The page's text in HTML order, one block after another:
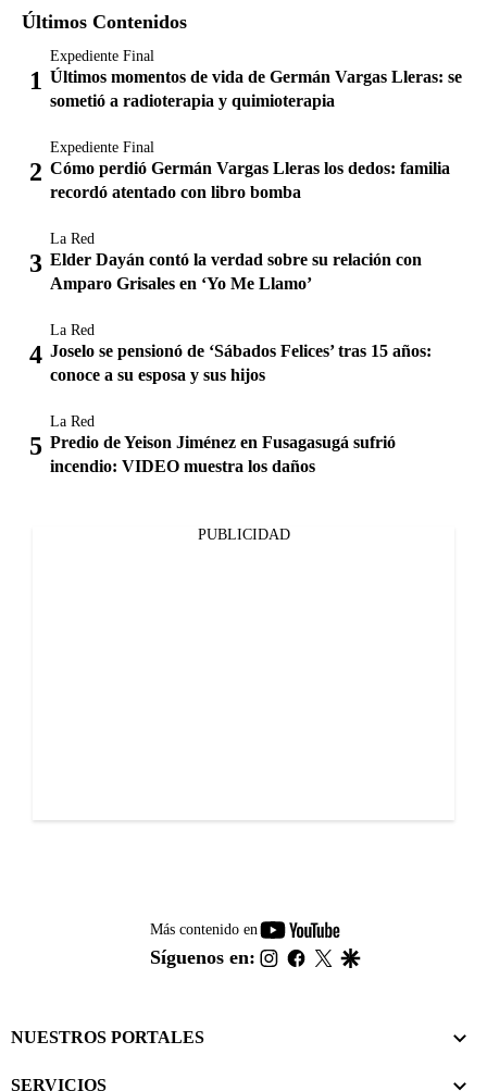
Últimos Contenidos
Expediente Final
Últimos momentos de vida de Germán Vargas Lleras: se
sometió a radioterapia y quimioterapia
Expediente Final
Cómo perdió Germán Vargas Lleras los dedos: familia
recordó atentado con libro bomba
La Red
Elder Dayán contó la verdad sobre su relación con
Amparo Grisales en ‘Yo Me Llamo’
La Red
Joselo se pensionó de ‘Sábados Felices’ tras 15 años:
conoce a su esposa y sus hijos
La Red
Predio de Yeison Jiménez en Fusagasugá sufrió
incendio: VIDEO muestra los daños
PUBLICIDAD
Más contenido en
youtube-
footer
Síguenos en: instagram
facebook
twitter
NUESTROS PORTALES
SERVICIOS